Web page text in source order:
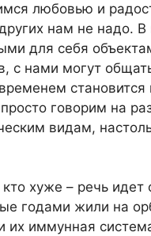
любовью и
нам не надо.
для себя
с нами могут
говорим на
видам,
хуже – речь идет
годами жили на
их иммунная